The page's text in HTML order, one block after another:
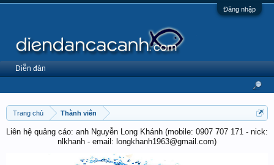
Đăng nhập
Trang chủ Thành viên
Liên hệ quảng cáo: anh Nguyễn Long Khánh (mobile: 0907 707 171 - nick:
nlkhanh - email: longkhanh1963@gmail.com)
Diễn đàn